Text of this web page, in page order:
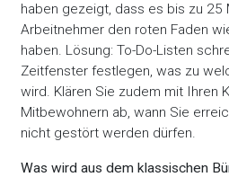
haben gezeigt, dass es bis zu 25
Arbeitnehmer den roten Faden
haben. Lösung: To-Do-Listen
Zeitfenster festlegen, was zu
wird. Klären Sie zudem mit Ihren
Mitbewohnern ab, wann Sie
nicht gestört werden dürfen.
Was wird aus dem klassischen